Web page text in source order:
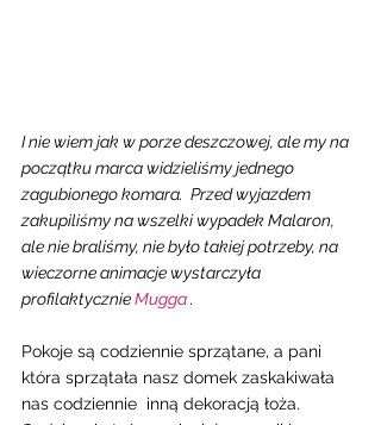
I nie wiem jak w porze deszczowej, ale my na
początku marca widzieliśmy jednego
zagubionego komara.  Przed wyjazdem
zakupiliśmy na wszelki wypadek Malaron,
ale nie braliśmy, nie było takiej potrzeby, na
wieczorne animacje wystarczyła
profilaktycznie Mugga .
Pokoje są codziennie sprzątane, a pani
która sprzątała nasz domek zaskakiwała
nas codziennie  inną dekoracją łoża.